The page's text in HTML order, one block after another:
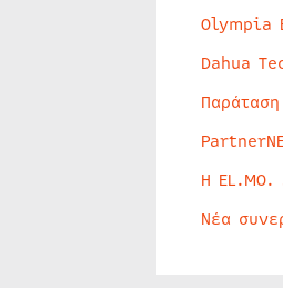
Olympia
Dahua
Η EL.MO.
Νέα